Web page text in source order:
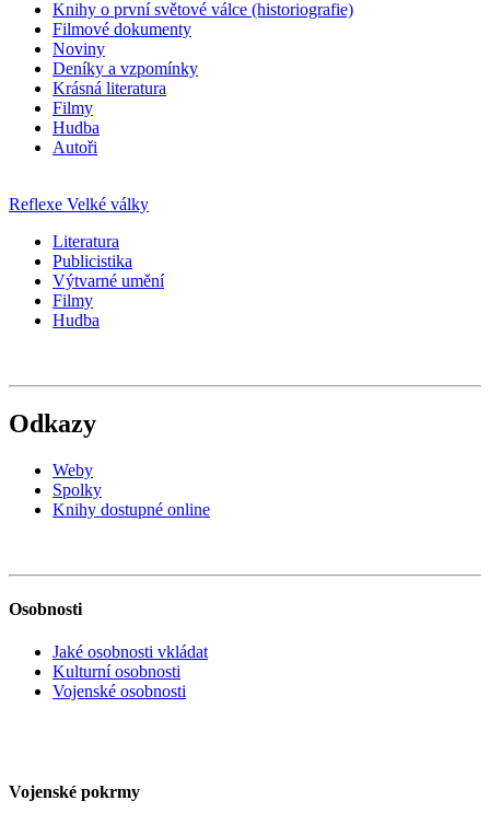
Knihy o první světové válce (historiografie)
Filmové dokumenty
Noviny
Deníky a vzpomínky
Krásná literatura
Filmy
Hudba
Autoři
Reflexe Velké války
Literatura
Publicistika
Výtvarné umění
Filmy
Hudba
Odkazy
Weby
Spolky
Knihy dostupné online
Osobnosti
Jaké osobnosti vkládat
Kulturní osobnosti
Vojenské osobnosti
Vojenské pokrmy